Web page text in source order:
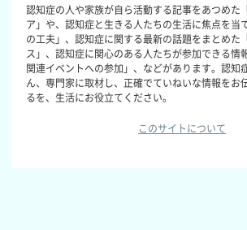
認知症の人や家族が自ら活動する記事をあつめ
ア」や、認知症と生きる人たちの生活に焦点を
の工夫」、認知症に関する最新の話題をまとめた
ス」、認知症に関心のある人たちが参加できる情
関連イベントへの参加」、などがあります。認知
ん、専門家に取材し、正確でていねいな情報をお
るを、生活にお役立てください。
このサイトについて